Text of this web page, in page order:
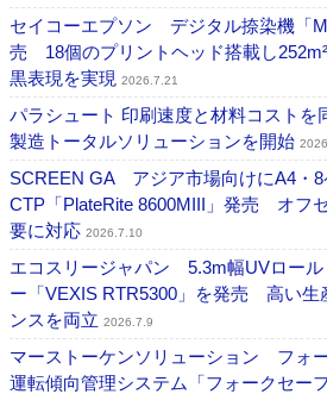
セイコーエプソン デジタル捺染機「
売 18個のプリントヘッド搭載し
黒表現を実現 2026.7.21
パラシュート 印刷速度と材料コストを
製造トータルソリューションを開始
SCREEN GA アジア市場向けにA4・8
CTP「PlateRite 8600MIII」発売 オフ
要に対応 2026.7.10
エコスリージャパン 5.3m幅UVロール
ー「VEXIS RTR5300」を発売 高い生
ンスを両立 2026.7.9
マーストーケンソリューション フォ
運転傾向管理システム「フォークセー